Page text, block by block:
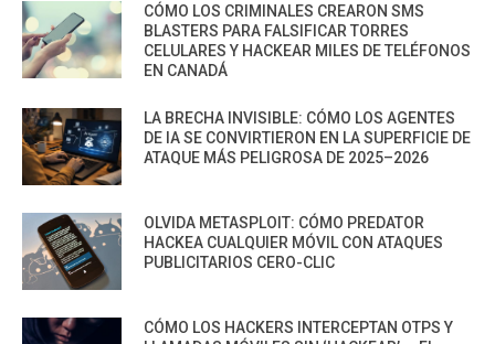
CÓMO LOS CRIMINALES CREARON SMS
BLASTERS PARA FALSIFICAR TORRES
CELULARES Y HACKEAR MILES DE TELÉFONOS
EN CANADÁ
LA BRECHA INVISIBLE: CÓMO LOS AGENTES
DE IA SE CONVIRTIERON EN LA SUPERFICIE DE
ATAQUE MÁS PELIGROSA DE 2025–2026
OLVIDA METASPLOIT: CÓMO PREDATOR
HACKEA CUALQUIER MÓVIL CON ATAQUES
PUBLICITARIOS CERO-CLIC
CÓMO LOS HACKERS INTERCEPTAN OTPS Y